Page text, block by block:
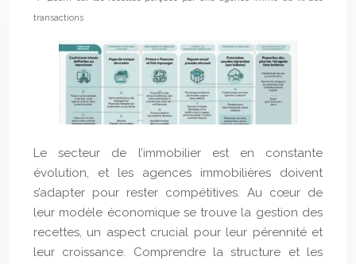
transactions
Le secteur de l’immobilier est en constante
évolution, et les agences immobilières doivent
s’adapter pour rester compétitives. Au cœur de
leur modèle économique se trouve la gestion des
recettes, un aspect crucial pour leur pérennité et
leur croissance. Comprendre la structure et les